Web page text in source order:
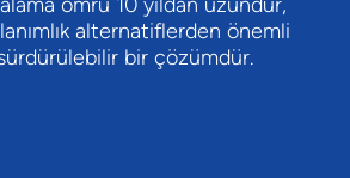
alternatiflerden önemli
bir çözümdür.